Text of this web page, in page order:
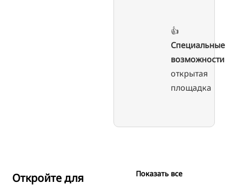
👍
Специальные
возможности
открытая
площадка
Откройте для
Показать все